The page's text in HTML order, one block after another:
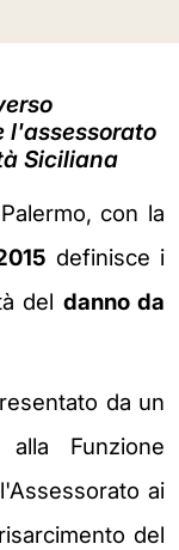
l'assessorato
Siciliana
con la
definisce i
del danno da
da un
Funzione
ai
del